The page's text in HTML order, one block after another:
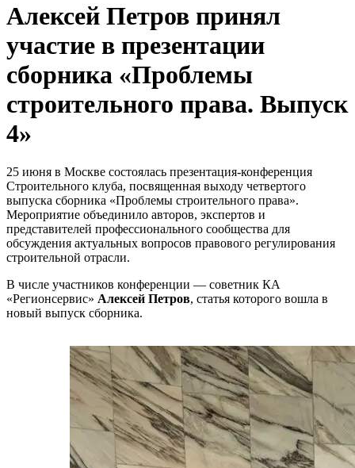
Алексей Петров принял
участие в презентации
сборника «Проблемы
строительного права. Выпуск
4»
25 июня в Москве состоялась презентация-конференция
Строительного клуба, посвященная выходу четвертого
выпуска сборника «Проблемы строительного права».
Мероприятие объединило авторов, экспертов и
представителей профессионального сообщества для
обсуждения актуальных вопросов правового регулирования
строительной отрасли.
В числе участников конференции — советник КА
«Регионсервис» Алексей Петров, статья которого вошла в
новый выпуск сборника.